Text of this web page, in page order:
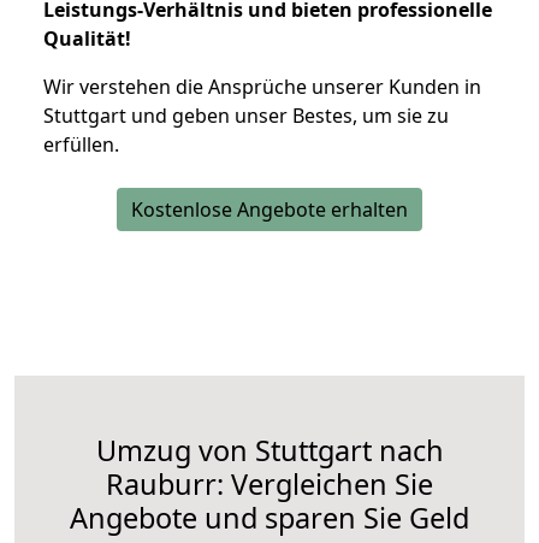
Leistungs-Verhältnis und bieten professionelle
Qualität!
Wir verstehen die Ansprüche unserer Kunden in
Stuttgart und geben unser Bestes, um sie zu
erfüllen.
Kostenlose Angebote erhalten
Umzug von Stuttgart nach
Rauburr: Vergleichen Sie
Angebote und sparen Sie Geld